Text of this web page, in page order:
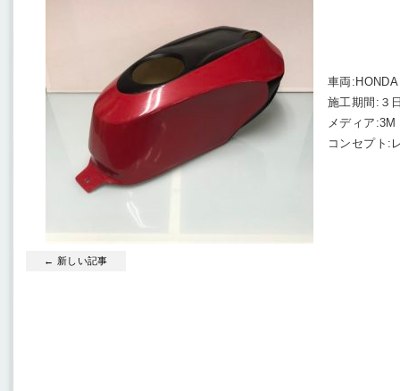
車両
施工期間:３
メディア
コンセプト:
← 新しい記事